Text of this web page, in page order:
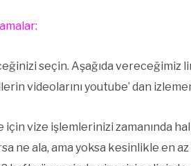
seçin. Aşağıda
videolarını youtube’ dan
vize işlemlerinizi zamanında
ala, ama yoksa kesinlikle en az